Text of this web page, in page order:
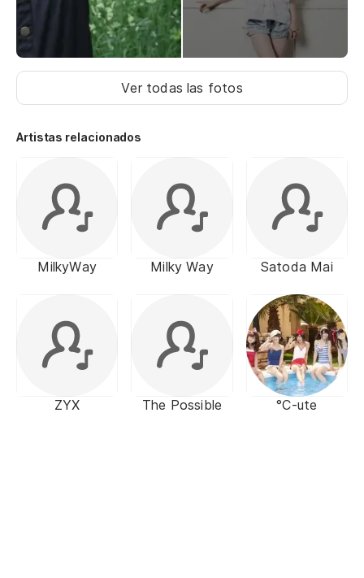
Ver todas las fotos
Artistas relacionados
MilkyWay Milky Way Satoda Mai
ZYX The Possible °C-ute